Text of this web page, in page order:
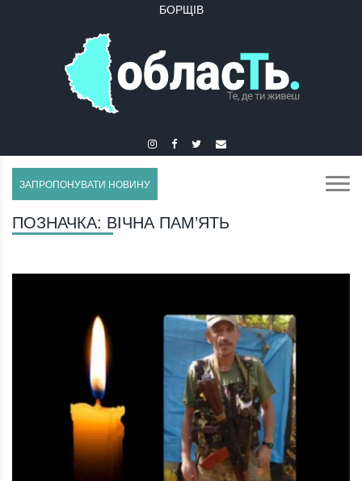
БУЧАЧ
ЗАПРОПОНУВАТИ НОВИНУ
ПОЗНАЧКА: ВІЧНА ПАМ’ЯТЬ